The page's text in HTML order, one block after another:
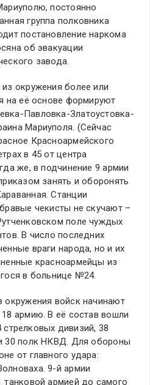
постоянно
группа полковника
постановление наркома
об эвакуации
завода.
окружения более или
на её основе формируют
Павловка-Златоустовка-
Мариуполя. (Сейчас
Красноармейского
в 45 от центра
же, в подчинение 9 армии
занять и оборонять
Станции
чекисты не скучают –
поле чуждых
В число последних
враги народа, но и их
красноармейцы из
в больнице №24.
войск начинают
18 армию. В её состав вошли
стрелковых дивизий, 38
30 полк НКВД. Для обороны
от главного удара:
9-й армии
танковой армией до самого